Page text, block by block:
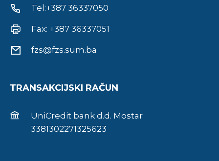
Tel:+387 36337050
Fax: +387 36337051
fzs@fzs.sum.ba
TRANSAKCIJSKI RAČUN
UniCredit bank d.d. Mostar
3381302271325623